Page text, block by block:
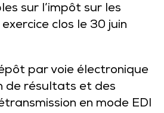
sur l’impôt sur les
clos le 30 juin
par voie électronique
de résultats et des
en mode EDI